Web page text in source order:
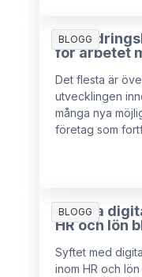
BLOGG
för arbetet
Det flesta är
utvecklingen
många nya
företag som
inte utnyttjar
hos och
BLOGG
Många
HR och lön
Syftet med
inom HR och